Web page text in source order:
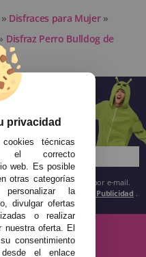
» Disfraces para Mujer »
Disfraz Perro Bulldog de
todo antes
novedades y tendencias por e-mail.
recogido en la Política de Publicidad .
privacidad
técnicas
el correcto
web. Es posible
otras categorías
la
divulgar ofertas
o realizar
nuestra oferta. El
consentimiento
el enlace